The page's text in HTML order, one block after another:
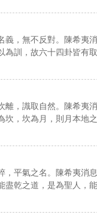
義，無不反對。陳希夷
為訓，故六十四卦皆有
離，識取自然。陳希夷
坎，坎為月，則月本地
，平氣之名。陳希夷消
盡乾之道，是為聖人，